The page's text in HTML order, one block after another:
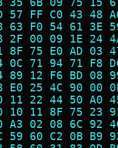
57 FF C0 43
63 F0 54 61
2F 00 09 1E
8F 75 E0 AD
0C 71 94 71
89 12 F6 BD
E0 25 4C 90
11 22 44 50
10 11 8F 75
A3 02 08 6C
59 60 C2 0B